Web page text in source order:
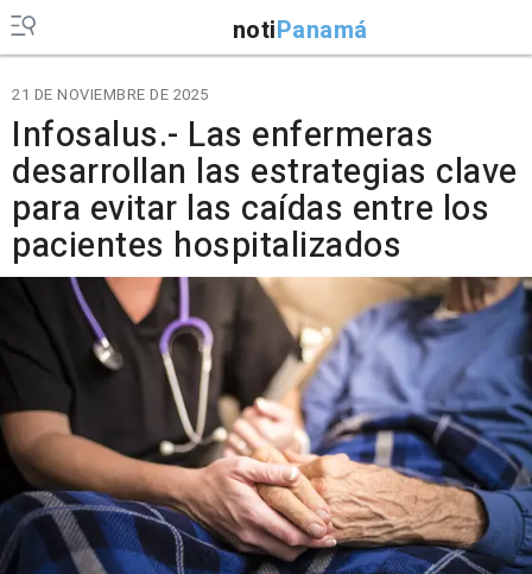
notiPanamá
21 DE NOVIEMBRE DE 2025
Infosalus.- Las enfermeras
desarrollan las estrategias clave
para evitar las caídas entre los
pacientes hospitalizados